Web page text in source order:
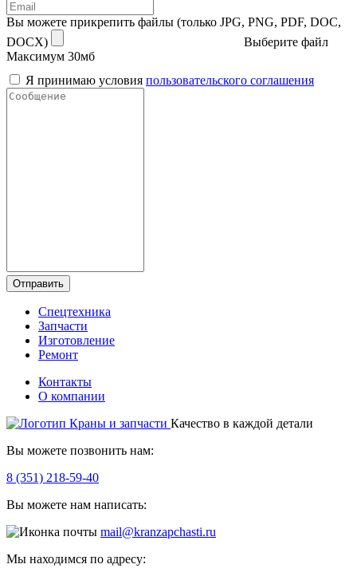
Вы можете прикрепить файлы (только JPG, PNG, PDF, DOC,
DOCX)
Выберите файл
Максимум 30мб
Я принимаю условия пользовательского соглашения
Отправить
Спецтехника
Запчасти
Изготовление
Ремонт
Контакты
О компании
Качество в каждой детали
Вы можете позвонить нам:
8 (351) 218-59-40
Вы можете нам написать:
mail@kranzapchasti.ru
Мы находимся по адресу: